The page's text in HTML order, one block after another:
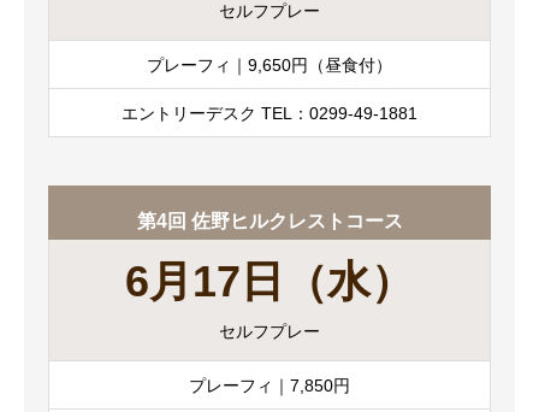
セルフプレー
プレーフィ｜9,650円（昼食付）
エントリーデスク TEL：0299-49-1881
第4回 佐野ヒルクレストコース
6月17日（水）
セルフプレー
プレーフィ｜7,850円